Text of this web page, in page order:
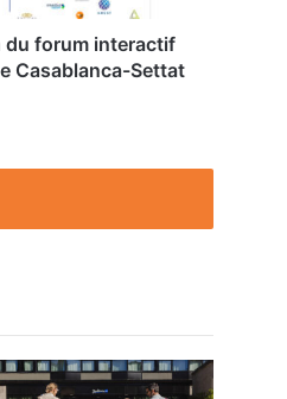
du forum interactif
Casablanca-Settat